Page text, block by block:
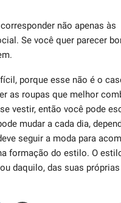
não apenas às
Se você quer parecer
porque esse não é o
as roupas que melhor
vestir, então você pode
mudar a cada dia,
seguir a moda para
formação do estilo. O
daquilo, das suas próprias